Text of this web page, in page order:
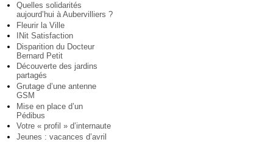
Quelles solidarités
aujourd’hui à Aubervilliers ?
Fleurir la Ville
INit Satisfaction
Disparition du Docteur
Bernard Petit
Découverte des jardins
partagés
Grutage d’une antenne
GSM
Mise en place d’un
Pédibus
Votre « profil » d’internaute
Jeunes : vacances d’avril